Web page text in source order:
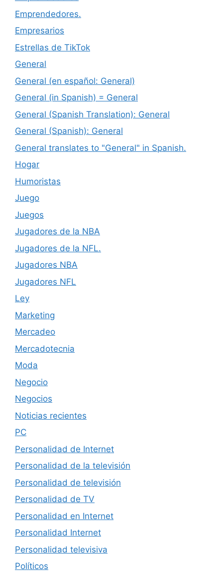
Emprendedores.
Empresarios
Estrellas de TikTok
General
General (en español: General)
General (in Spanish) = General
General (Spanish Translation): General
General (Spanish): General
General translates to "General" in Spanish.
Hogar
Humoristas
Juego
Juegos
Jugadores de la NBA
Jugadores de la NFL.
Jugadores NBA
Jugadores NFL
Ley
Marketing
Mercadeo
Mercadotecnia
Moda
Negocio
Negocios
Noticias recientes
PC
Personalidad de Internet
Personalidad de la televisión
Personalidad de televisión
Personalidad de TV
Personalidad en Internet
Personalidad Internet
Personalidad televisiva
Políticos